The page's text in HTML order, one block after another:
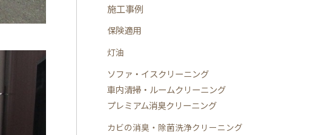
施工事例
保険適用
灯油
ソファ・イスクリーニング
車内清掃・ルームクリーニング
プレミアム消臭クリーニング
カビの消臭・除菌洗浄クリーニング